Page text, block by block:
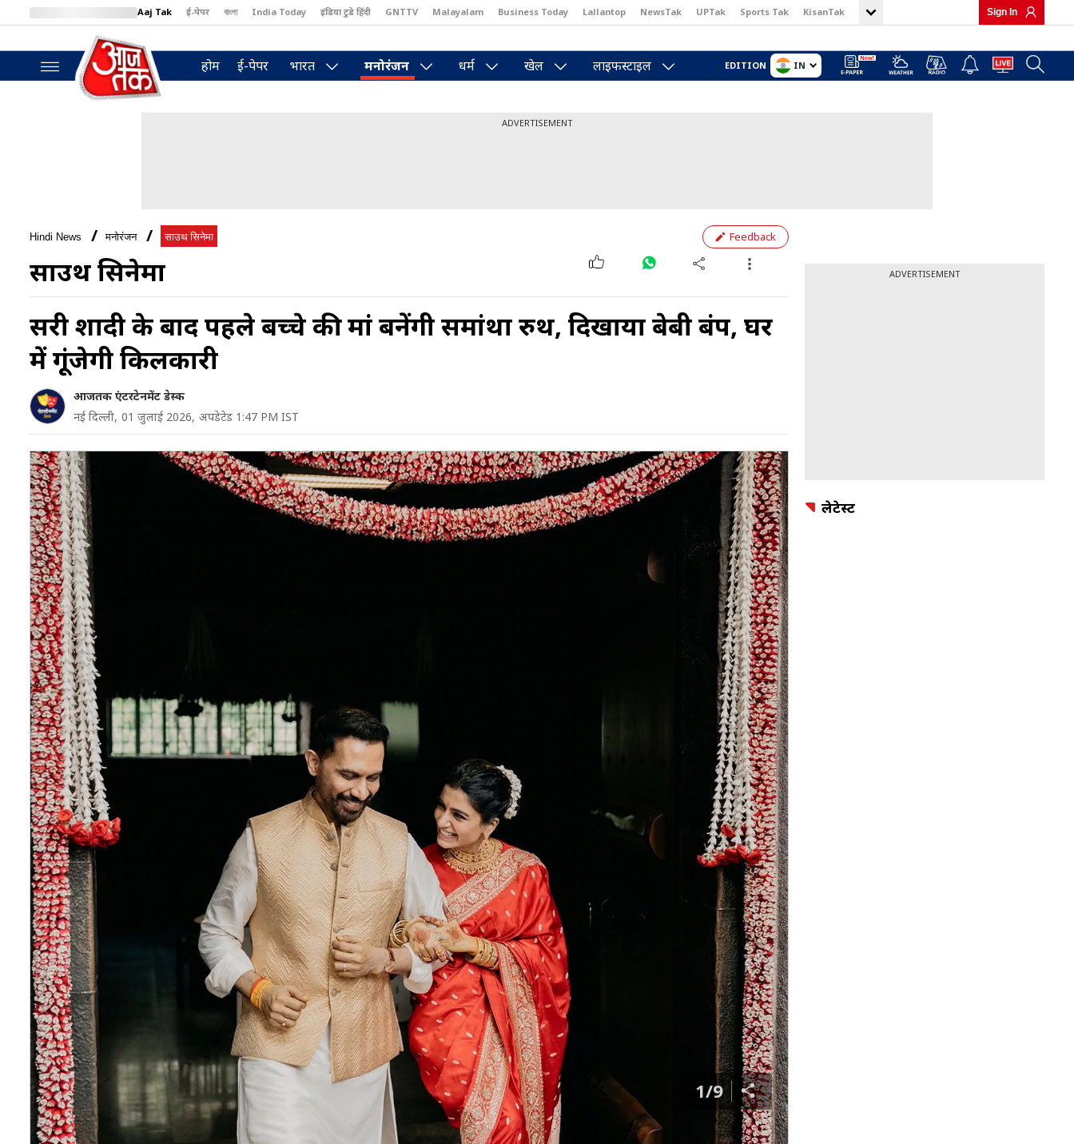
Aaj Tak ई-पेपर বাংলা India Today इंडिया टुडे हिंदी GNTTV Malayalam Business Today Lallantop NewsTak UPTak Sports Tak KisanTak
BT Bazaar
Sign In
होम ई-पेपर भारत मनोरंजन धर्म खेल लाइफस्टाइल EDITION IN
ADVERTISEMENT
Hindi News मनोरंजन साउथ सिनेमा Feedback
साउथ सिनेमा
दूसरी शादी के बाद पहले बच्चे की मां बनेंगी समांथा रुथ, दिखाया बेबी बंप, घर
में गूंजेगी किलकारी
आजतक एंटरटेनमेंट डेस्क
नई दिल्ली, 01 जुलाई 2026, अपडेटेड 1:47 PM IST
1/9
ADVERTISEMENT
लेटेस्ट